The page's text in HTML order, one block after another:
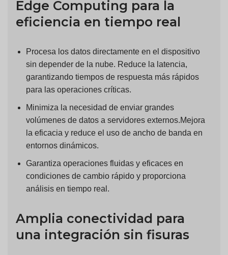
Edge Computing para la
eficiencia en tiempo real
Procesa los datos directamente en el dispositivo
sin depender de la nube. Reduce la latencia,
garantizando tiempos de respuesta más rápidos
para las operaciones críticas.
Minimiza la necesidad de enviar grandes
volúmenes de datos a servidores externos.Mejora
la eficacia y reduce el uso de ancho de banda en
entornos dinámicos.
Garantiza operaciones fluidas y eficaces en
condiciones de cambio rápido y proporciona
análisis en tiempo real.
Amplia conectividad para
una integración sin fisuras